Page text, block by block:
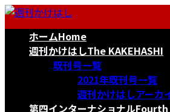
コ
ナ
ホームHome
週刊かけはしThe KAKEHASHI
既刊号一覧
2021年既刊号一覧
週刊かけはしアーカ
第四インターナショナル